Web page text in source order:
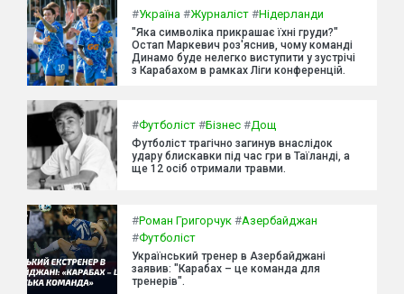
#Україна #Журналіст #Нідерланди
"Яка символіка прикрашає їхні груди?"
Остап Маркевич роз'яснив, чому команді
Динамо буде нелегко виступити у зустрічі
з Карабахом в рамках Ліги конференцій.
#Футболіст #Бізнес #Дощ
Футболіст трагічно загинув внаслідок
удару блискавки під час гри в Таїланді, а
ще 12 осіб отримали травми.
#Роман Григорчук #Азербайджан
#Футболіст
Український тренер в Азербайджані
заявив: "Карабах – це команда для
тренерів".